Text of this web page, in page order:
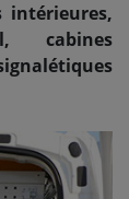
intérieures,
cabines